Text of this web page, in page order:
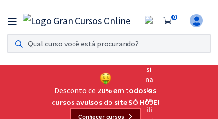
0
Assinatura Ilimitada 11
Acesso a todos os cursos. Teste grátis por 7 dias!
Assinatura OAB Até Passar
Acesso ilimitado a toda preparação para o Exame da
Desconto de 20% em todos os
cursos avulsos do site SÓ HOJE!
Conhecer cursos